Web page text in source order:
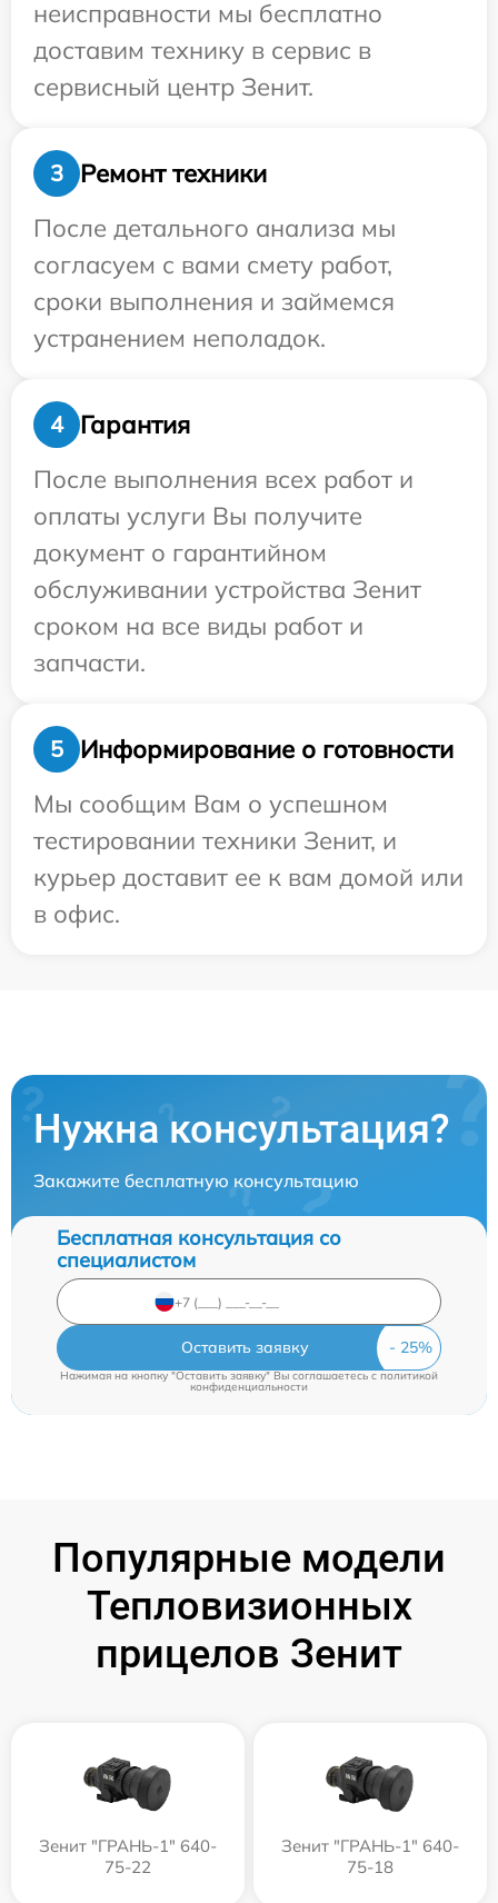
неисправности мы бесплатно
доставим технику в сервис в
сервисный центр Зенит.
3
Ремонт техники
После детального анализа мы
согласуем с вами смету работ,
сроки выполнения и займемся
устранением неполадок.
4
Гарантия
После выполнения всех работ и
оплаты услуги Вы получите
документ о гарантийном
обслуживании устройства Зенит
сроком на все виды работ и
запчасти.
5
Информирование о готовности
Мы сообщим Вам о успешном
тестировании техники Зенит, и
курьер доставит ее к вам домой или
в офис.
Нужна консультация?
Закажите бесплатную консультацию
Бесплатная консультация со
специалистом
Оставить заявку
Нажимая на кнопку "Оставить заявку" Вы соглашаетесь cполитикой
конфиденциальности
Популярные модели
Тепловизионных
прицелов Зенит
Зенит "ГРАНЬ-1" 640-
75-22
Зенит "ГРАНЬ-1" 640-
75-18